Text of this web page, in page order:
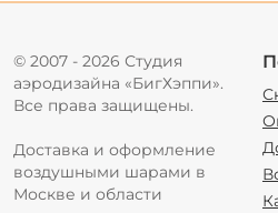
© 2007 - 2026 Студия
аэродизайна «БигХэппи».
Все права защищены.
Доставка и оформление
воздушными шарами в
Москве и области